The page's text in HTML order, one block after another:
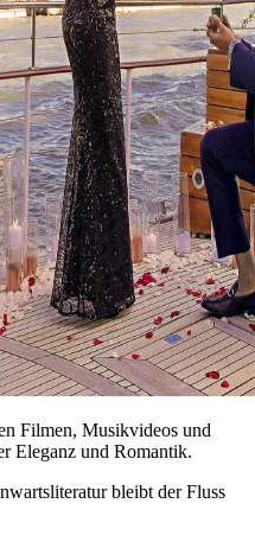
Filmen, Musikvideos und
Eleganz und Romantik.
bleibt der Fluss